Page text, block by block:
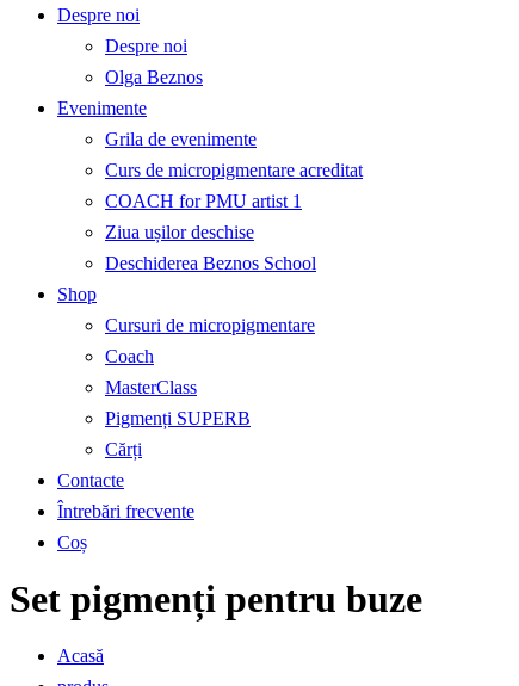
Despre noi
Despre noi
Olga Beznos
Evenimente
Grila de evenimente
Curs de micropigmentare acreditat
COACH for PMU artist 1
Ziua ușilor deschise
Deschiderea Beznos School
Shop
Cursuri de micropigmentare
Coach
MasterClass
Pigmenți SUPERB
Cărți
Contacte
Întrebări frecvente
Coș
Set pigmenți pentru buze
Acasă